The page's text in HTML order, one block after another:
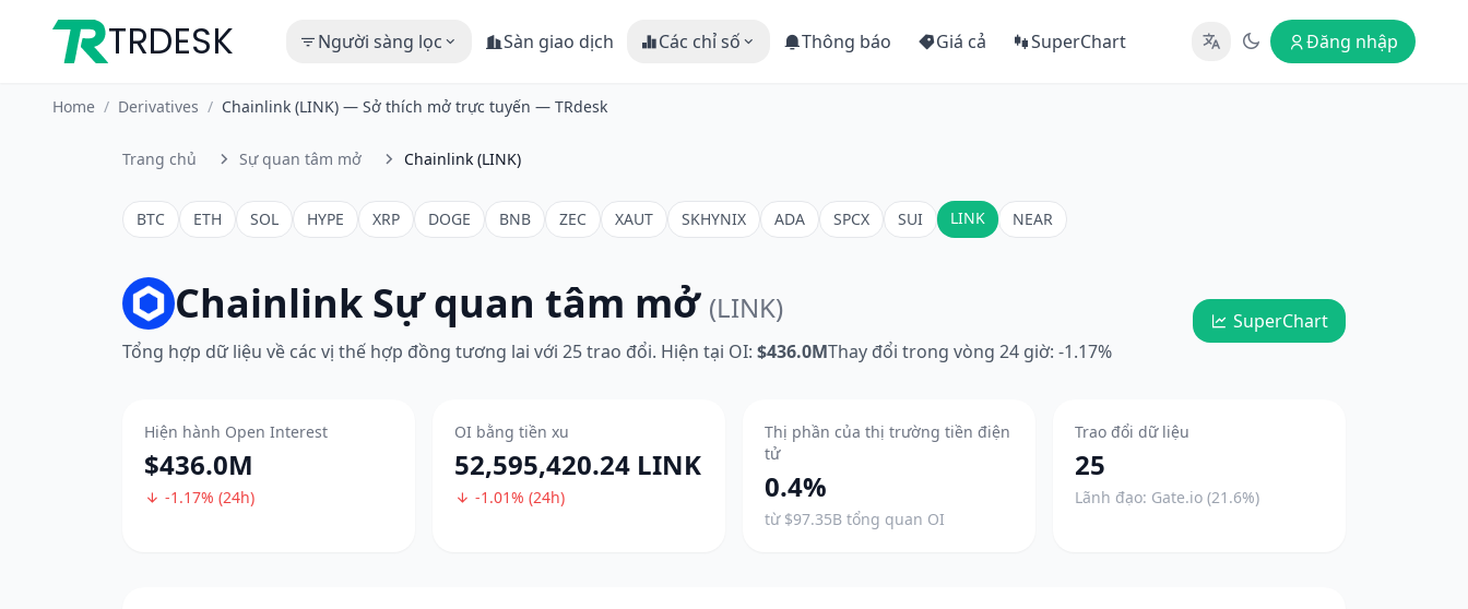
TRDESK Người sàng lọc Sàn giao dịch Các chỉ số Thông báo Giá cả SuperChart Đăng nhập
Home / Derivatives / Chainlink (LINK) — Sở thích mở trực tuyến — TRdesk
Trang chủ Sự quan tâm mở Chainlink (LINK)
BTC ETH SOL HYPE XRP DOGE BNB ZEC XAUT SKHYNIX ADA SPCX SUI LINK NEAR
Chainlink Sự quan tâm mở (LINK)
Tổng hợp dữ liệu về các vị thế hợp đồng tương lai với 25 trao đổi. Hiện tại OI: $436.0MThay đổi trong vòng 24 giờ: -1.17%
SuperChart
Hiện hành Open Interest
$436.0M
-1.17% (24h)
OI bằng tiền xu
52,595,420.24 LINK
-1.01% (24h)
Thị phần của thị trường tiền điện
tử
0.4%
từ $97.35B tổng quan OI
Trao đổi dữ liệu
25
Lãnh đạo: Gate.io (21.6%)